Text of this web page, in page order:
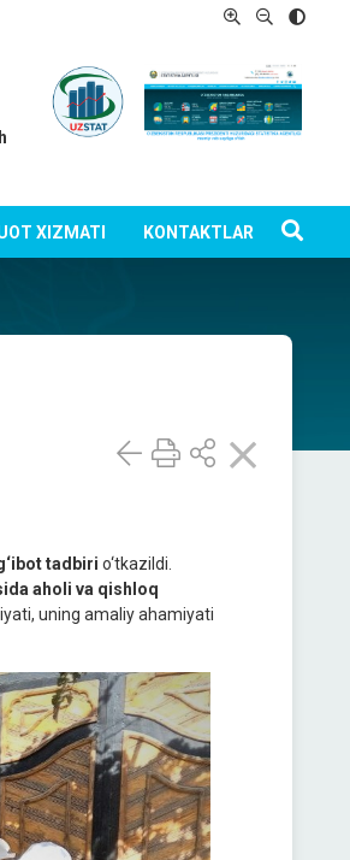
XIZMATI KONTAKTLAR
tadbiri o‘tkazildi.
aholi va qishloq
uning amaliy ahamiyati